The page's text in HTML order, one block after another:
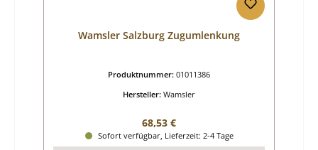
Wamsler Salzburg Zugumlenkung
Produktnummer: 01011386
Hersteller: Wamsler
Regulärer Preis:
68,53 €
Sofort verfügbar, Lieferzeit: 2-4 Tage